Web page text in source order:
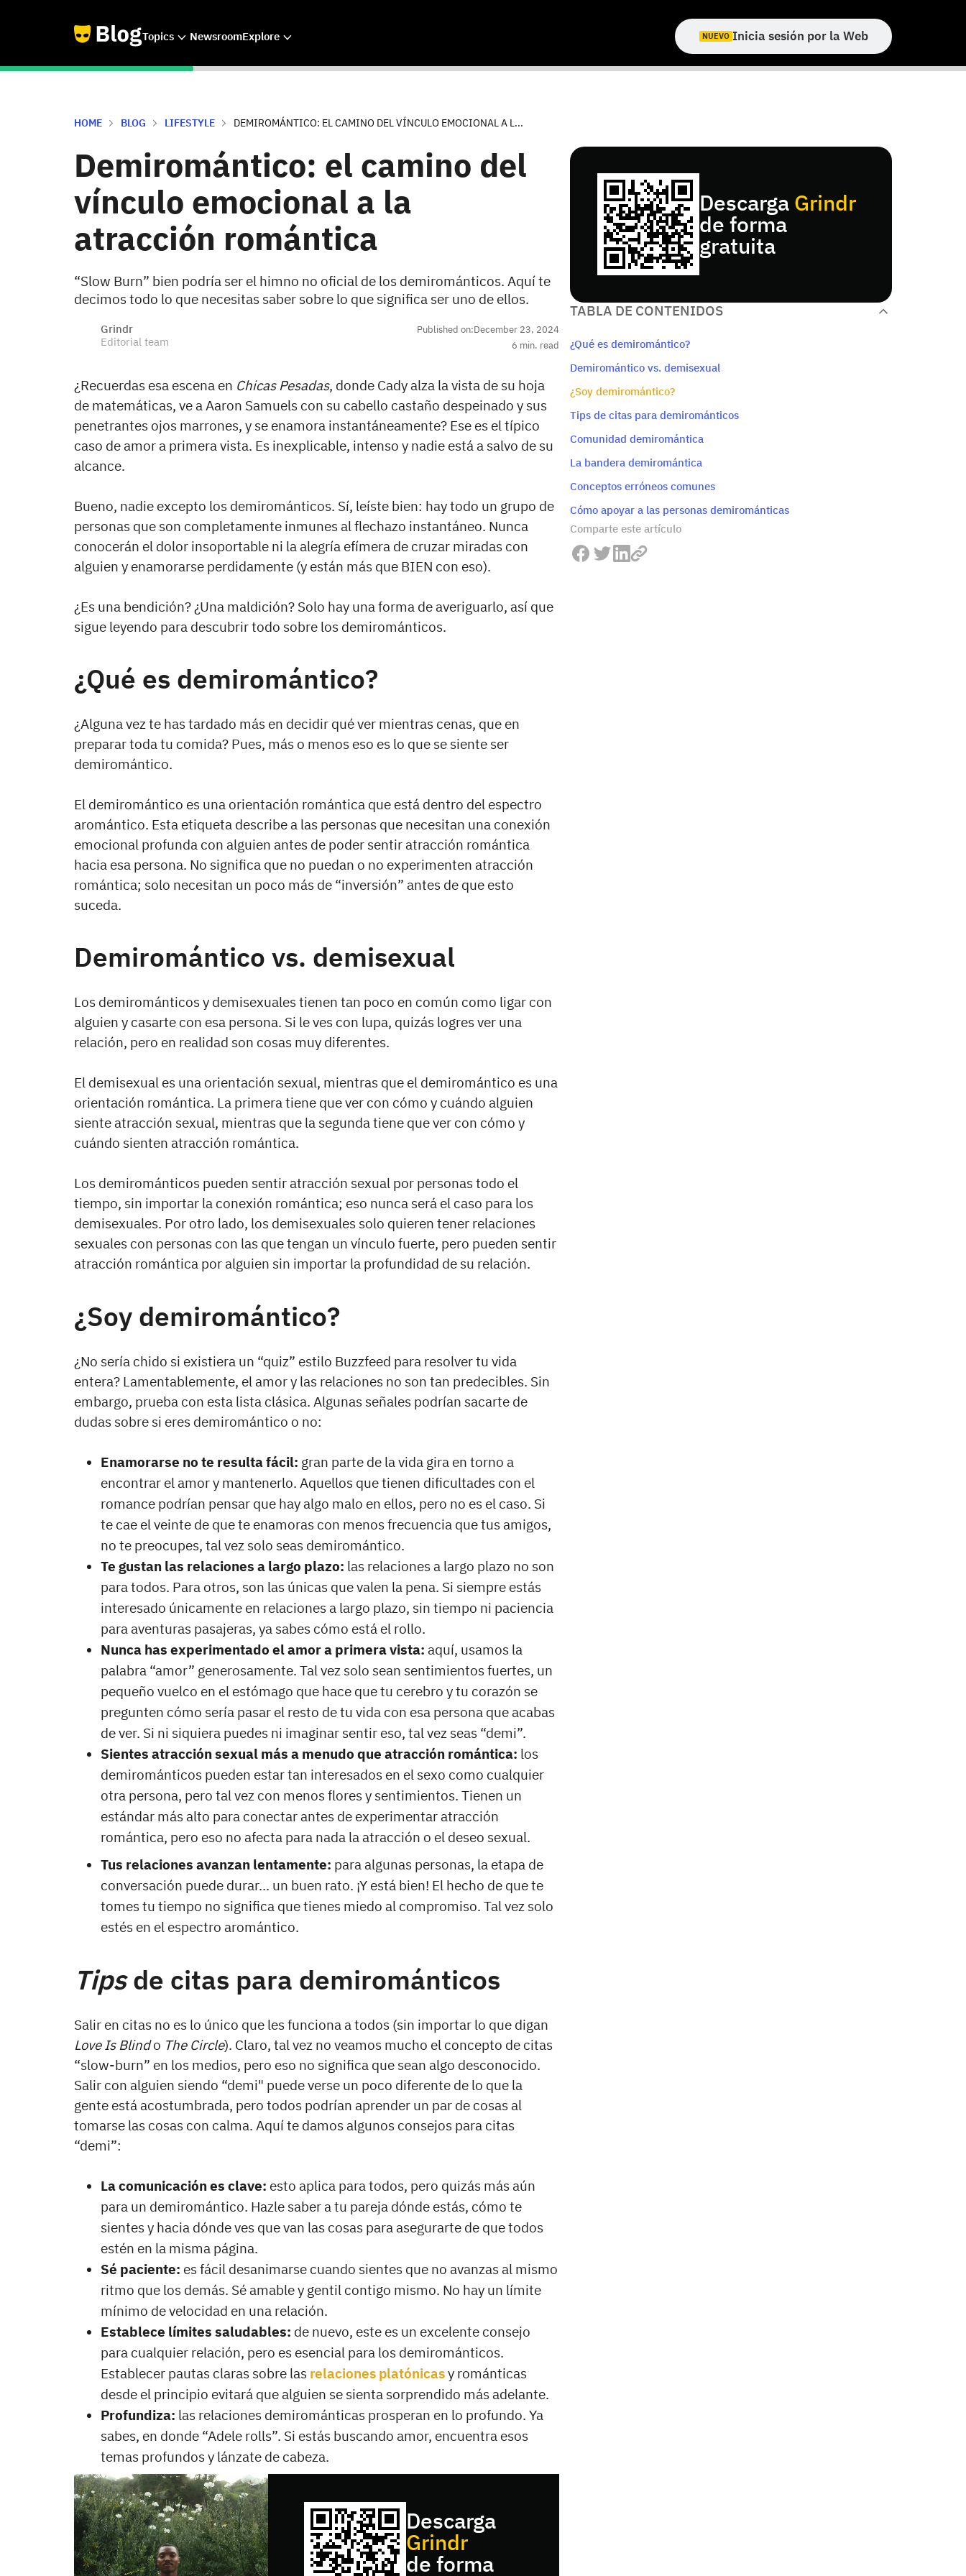
Topics NewsroomExplore NUEVO Inicia sesión por la Web
HOME BLOG LIFESTYLE DEMIROMÁNTICO: EL CAMINO DEL VÍNCULO EMOCIONAL A L...
Demiromántico: el camino del
vínculo emocional a la
atracción romántica
“Slow Burn” bien podría ser el himno no oficial de los demirománticos. Aquí te
decimos todo lo que necesitas saber sobre lo que significa ser uno de ellos.
Grindr
Editorial team
Published on:December 23, 2024
6 min. read
¿Recuerdas esa escena en Chicas Pesadas, donde Cady alza la vista de su hoja
de matemáticas, ve a Aaron Samuels con su cabello castaño despeinado y sus
penetrantes ojos marrones, y se enamora instantáneamente? Ese es el típico
caso de amor a primera vista. Es inexplicable, intenso y nadie está a salvo de su
alcance.
Bueno, nadie excepto los demirománticos. Sí, leíste bien: hay todo un grupo de
personas que son completamente inmunes al flechazo instantáneo. Nunca
conocerán el dolor insoportable ni la alegría efímera de cruzar miradas con
alguien y enamorarse perdidamente (y están más que BIEN con eso).
¿Es una bendición? ¿Una maldición? Solo hay una forma de averiguarlo, así que
sigue leyendo para descubrir todo sobre los demirománticos.
¿Qué es demiromántico?
¿Alguna vez te has tardado más en decidir qué ver mientras cenas, que en
preparar toda tu comida? Pues, más o menos eso es lo que se siente ser
demiromántico.
El demiromántico es una orientación romántica que está dentro del espectro
aromántico. Esta etiqueta describe a las personas que necesitan una conexión
emocional profunda con alguien antes de poder sentir atracción romántica
hacia esa persona. No significa que no puedan o no experimenten atracción
romántica; solo necesitan un poco más de “inversión” antes de que esto
suceda.
Demiromántico vs. demisexual
Los demirománticos y demisexuales tienen tan poco en común como ligar con
alguien y casarte con esa persona. Si le ves con lupa, quizás logres ver una
relación, pero en realidad son cosas muy diferentes.
El demisexual es una orientación sexual, mientras que el demiromántico es una
orientación romántica. La primera tiene que ver con cómo y cuándo alguien
siente atracción sexual, mientras que la segunda tiene que ver con cómo y
cuándo sienten atracción romántica.
Los demirománticos pueden sentir atracción sexual por personas todo el
tiempo, sin importar la conexión romántica; eso nunca será el caso para los
demisexuales. Por otro lado, los demisexuales solo quieren tener relaciones
sexuales con personas con las que tengan un vínculo fuerte, pero pueden sentir
atracción romántica por alguien sin importar la profundidad de su relación.
¿Soy demiromántico?
¿No sería chido si existiera un “quiz” estilo Buzzfeed para resolver tu vida
entera? Lamentablemente, el amor y las relaciones no son tan predecibles. Sin
embargo, prueba con esta lista clásica. Algunas señales podrían sacarte de
dudas sobre si eres demiromántico o no:
Enamorarse no te resulta fácil: gran parte de la vida gira en torno a
encontrar el amor y mantenerlo. Aquellos que tienen dificultades con el
romance podrían pensar que hay algo malo en ellos, pero no es el caso. Si
te cae el veinte de que te enamoras con menos frecuencia que tus amigos,
no te preocupes, tal vez solo seas demiromántico.
Te gustan las relaciones a largo plazo: las relaciones a largo plazo no son
para todos. Para otros, son las únicas que valen la pena. Si siempre estás
interesado únicamente en relaciones a largo plazo, sin tiempo ni paciencia
para aventuras pasajeras, ya sabes cómo está el rollo.
Nunca has experimentado el amor a primera vista: aquí, usamos la
palabra “amor” generosamente. Tal vez solo sean sentimientos fuertes, un
pequeño vuelco en el estómago que hace que tu cerebro y tu corazón se
pregunten cómo sería pasar el resto de tu vida con esa persona que acabas
de ver. Si ni siquiera puedes ni imaginar sentir eso, tal vez seas “demi”.
Sientes atracción sexual más a menudo que atracción romántica: los
demirománticos pueden estar tan interesados en el sexo como cualquier
otra persona, pero tal vez con menos flores y sentimientos. Tienen un
estándar más alto para conectar antes de experimentar atracción
romántica, pero eso no afecta para nada la atracción o el deseo sexual.
Tus relaciones avanzan lentamente: para algunas personas, la etapa de
conversación puede durar... un buen rato. ¡Y está bien! El hecho de que te
tomes tu tiempo no significa que tienes miedo al compromiso. Tal vez solo
estés en el espectro aromántico.
Tipsde citas para demirománticos
Salir en citas no es lo único que les funciona a todos (sin importar lo que digan
Love Is Blindo The Circle). Claro, tal vez no veamos mucho el concepto de citas
“slow-burn” en los medios, pero eso no significa que sean algo desconocido.
Salir con alguien siendo “demi" puede verse un poco diferente de lo que la
gente está acostumbrada, pero todos podrían aprender un par de cosas al
tomarse las cosas con calma. Aquí te damos algunos consejos para citas
“demi”:
La comunicación es clave: esto aplica para todos, pero quizás más aún
para un demiromántico. Hazle saber a tu pareja dónde estás, cómo te
sientes y hacia dónde ves que van las cosas para asegurarte de que todos
estén en la misma página.
Sé paciente: es fácil desanimarse cuando sientes que no avanzas al mismo
ritmo que los demás. Sé amable y gentil contigo mismo. No hay un límite
mínimo de velocidad en una relación.
Establece límites saludables: de nuevo, este es un excelente consejo
para cualquier relación, pero es esencial para los demirománticos.
Establecer pautas claras sobre las relaciones platónicasy románticas
desde el principio evitará que alguien se sienta sorprendido más adelante.
Profundiza: las relaciones demirománticas prosperan en lo profundo. Ya
sabes, en donde “Adele rolls”. Si estás buscando amor, encuentra esos
temas profundos y lánzate de cabeza.
Descarga
Grindr
de forma
Descarga Grindr
de forma
gratuita
TABLA DE CONTENIDOS
¿Qué es demiromántico?
Demiromántico vs. demisexual
¿Soy demiromántico?
Tips de citas para demirománticos
Comunidad demiromántica
La bandera demiromántica
Conceptos erróneos comunes
Cómo apoyar a las personas demirománticas
Comparte este artículo